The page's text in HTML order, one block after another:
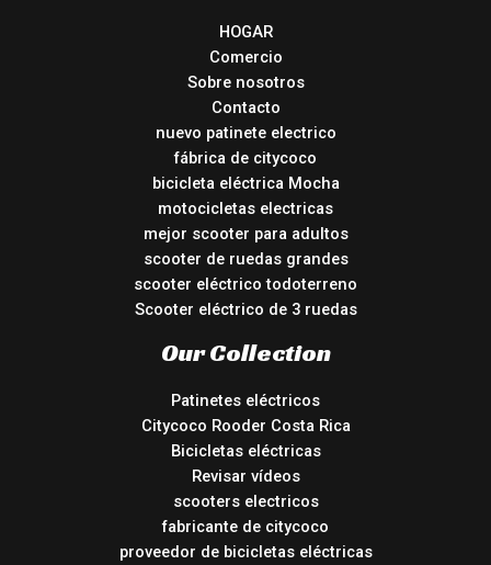
HOGAR
Comercio
Sobre nosotros
Contacto
nuevo patinete electrico
fábrica de citycoco
bicicleta eléctrica Mocha
motocicletas electricas
mejor scooter para adultos
scooter de ruedas grandes
scooter eléctrico todoterreno
Scooter eléctrico de 3 ruedas
Our Collection
Patinetes eléctricos
Citycoco Rooder Costa Rica
Bicicletas eléctricas
Revisar vídeos
scooters electricos
fabricante de citycoco
proveedor de bicicletas eléctricas